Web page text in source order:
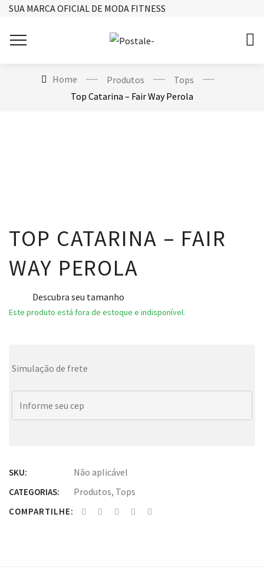
SUA MARCA OFICIAL DE MODA FITNESS
Home Produtos
Tops
Top Catarina – Fair Way Perola
TOP CATARINA – FAIR
WAY PEROLA
Descubra seu tamanho
Este produto está fora de estoque e indisponível.
Simulação de frete
SKU: Não aplicável
CATEGORIAS: Produtos, Tops
COMPARTILHE: